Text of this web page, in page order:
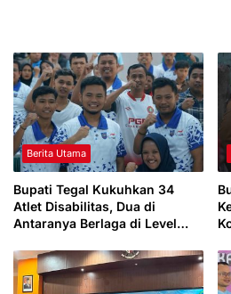
Berita Utama
Bupati Tegal Kukuhkan 34
Atlet Disabilitas, Dua di
Antaranya Berlaga di Level